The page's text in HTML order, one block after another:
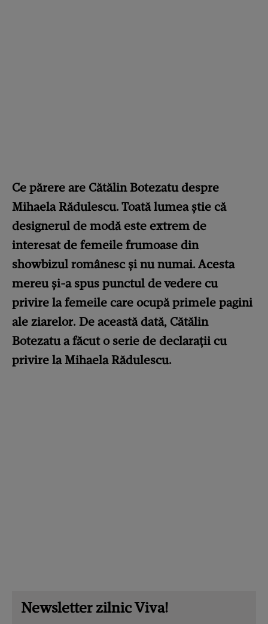
Ce părere are Cătălin Botezatu despre
Mihaela Rădulescu. Toată lumea știe că
designerul de modă este extrem de
interesat de femeile frumoase din
showbizul românesc și nu numai. Acesta
mereu și-a spus punctul de vedere cu
privire la femeile care ocupă primele pagini
ale ziarelor. De această dată, Cătălin
Botezatu a făcut o serie de declarații cu
privire la Mihaela Rădulescu.
Newsletter zilnic Viva!